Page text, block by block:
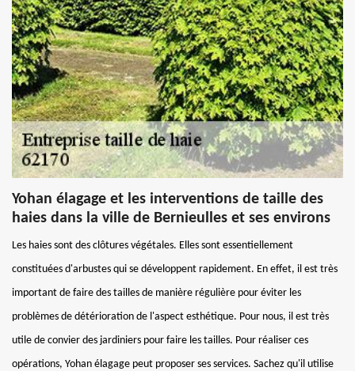
Yohan élagage et les interventions de taille des
haies dans la ville de Bernieulles et ses environs
Les haies sont des clôtures végétales. Elles sont essentiellement
constituées d'arbustes qui se développent rapidement. En effet, il est très
important de faire des tailles de manière régulière pour éviter les
problèmes de détérioration de l'aspect esthétique. Pour nous, il est très
utile de convier des jardiniers pour faire les tailles. Pour réaliser ces
opérations, Yohan élagage peut proposer ses services. Sachez qu'il utilise